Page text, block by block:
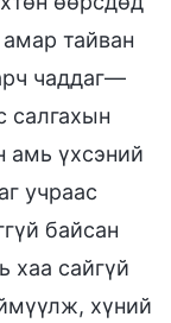
амар тайван
чаддаг—
салгахын
амь үхсэний
учраас
байсан
хаа сайгүй
хүний